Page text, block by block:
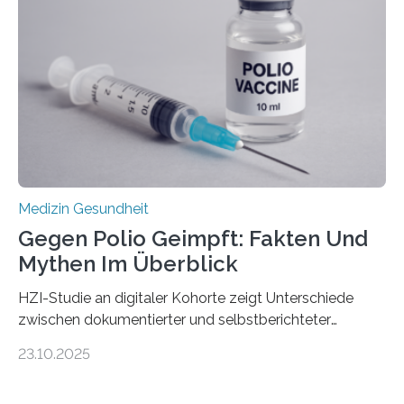
Gewebe verschonen. Forschende um Daniel Merk vom
Hertie-Institut für klinische Hirnforschung am
Universitätsklinikum Tübingen haben eine solche
Schwachstelle im Erbgut einer Untergruppe des
Medulloblastoms gefunden. Die Wilhelm Sander-
Stiftung unterstützte das Projekt…
Medizin Gesundheit
Gegen Polio Geimpft: Fakten Und
Mythen Im Überblick
HZI-Studie an digitaler Kohorte zeigt Unterschiede
zwischen dokumentierter und selbstberichteter
Kinderlähmung, ist eine ansteckende Krankheit, die
23.10.2025